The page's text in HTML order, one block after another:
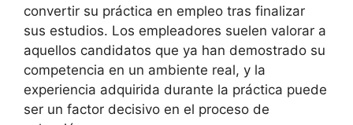
convertir ⁤su práctica en empleo tras finalizar
sus estudios. ⁣Los ⁢empleadores suelen valorar a
aquellos candidatos​ que⁢ ya han ‍demostrado⁣ su
competencia ​en un ambiente⁣ real, y la
experiencia adquirida durante la práctica puede
ser un factor decisivo en ⁤el proceso ⁤de